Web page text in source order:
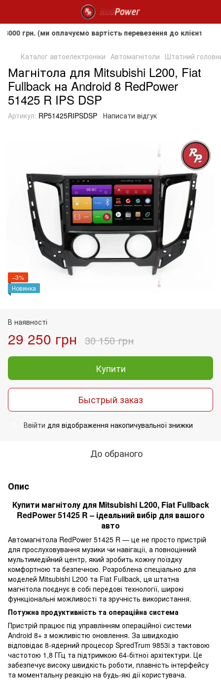
оплачуємо вартість перевезення до клієнта, але не
Каталог автоелектроніки Автомагнітоли Штатний
Магнітола для Mitsubishi L200, Fiat
Fullback на Android 8 RedPower
51425 R IPS DSP
Артикул: RP51425RIPSDSP Написати відгук
−3%
Новинка
В наявності
29 250 грн 30 150 грн
Купити
Быстрый заказ
Ввійти для відображення накопичувальної знижки
До обраного
Опис
Купити магнітолу для Mitsubishi L200, Fiat Fullback
RedPower 51425 R – ідеальний вибір для вашого
авто
Автомагнітола RedPower 51425 R — це не просто пристрій
для прослуховування музики чи навігації, а повноцінний
мультимедійний центр, який зробить кожну поїздку
комфортною та безпечною. Розроблена спеціально для
моделей Mitsubishi L200 та Fiat Fullback, ця штатна
магнітола поєднує в собі передові технології, широкі
функціональні можливості та зручність використання.
Потужна продуктивність та операційна система
Пристрій працює під управлінням операційної системи
Android 8+ з можливістю оновлення. За швидкодію
відповідає 8-ядерний процесор SpredTrum 9853i з тактовою
частотою 1,8 ГГц та підтримкою 64-бітної архітектури. Це
забезпечує високу швидкість роботи, плавність інтерфейсу
та моментальну реакцію на будь-які дії користувача.